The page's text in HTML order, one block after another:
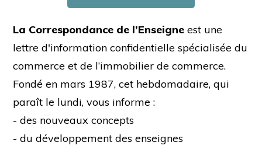
La Correspondance de l’Enseigne est une
lettre d'information confidentielle spécialisée du
commerce et de l’immobilier de commerce.
Fondé en mars 1987, cet hebdomadaire, qui
paraît le lundi, vous informe :
- des nouveaux concepts
- du développement des enseignes